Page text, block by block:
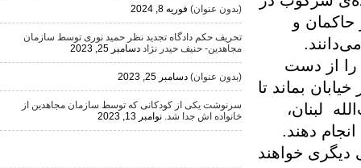
و
دست
بماند تا
دهند.
خواهند
(بدون عنوان) فوریه 8, 2024
تحریف حکم دادگاه تجدید نظر حمید نوری توسط سازمان
مجاهدین- حنیف حیدر نژاد دسامبر 25, 2023
(بدون عنوان) دسامبر 25, 2023
سرنوشت یکی از کودکانی که توسط سازمان مجاهدین از
خانواده اش جدا شد. نوامبر 13, 2023